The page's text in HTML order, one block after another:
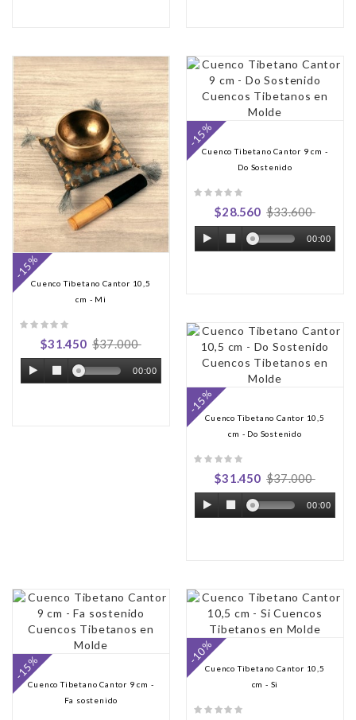
Cuenco Tibetano Cantor 10,5
cm - Mi
$31.450 $37.000
00:00
-15%
Cuenco Tibetano Cantor 9 cm -
Do Sostenido
$28.560 $33.600
00:00
-15%
Cuenco Tibetano Cantor 10,5
cm - Do Sostenido
$31.450 $37.000
00:00
-15%
Cuenco Tibetano Cantor 9 cm -
Fa sostenido
-15%
Cuenco Tibetano Cantor 10,5
cm - Si
-10%